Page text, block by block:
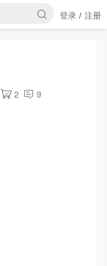
登录 / 注册
2 9